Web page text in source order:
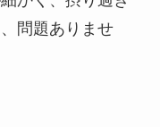
問題ありませ